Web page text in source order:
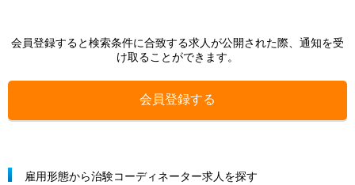
会員登録すると検索条件に合致する求人が公開された際、通知を受
け取ることができます。
会員登録する
雇用形態から治験コーディネーター求人を探す